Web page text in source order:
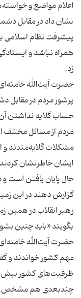
اعلام مواضع و
نشان داد در مقابل
پیشرفت نظام اسلامی
همراه نباشد و
حضرت آیت‌الله
پرشور مردم در مقابل
حساب گلایه نداشتن
مردم از مسائل مختلف
ایشان خاطرنشان
حال پایان یافتن است
رهبر انقلاب در همین
حضرت آیت‌الله
مهم کشور خواندند و
ظرفیت‌های کشور بیش